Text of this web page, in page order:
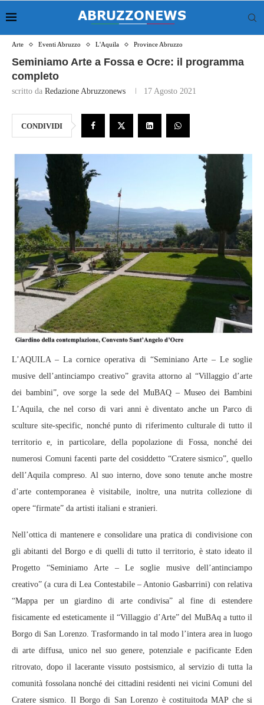
Arte Eventi Abruzzo L'Aquila Province Abruzzo
Seminiamo Arte a Fossa e Ocre: il programma
completo
scritto da Redazione Abruzzonews 17 Agosto 2021
CONDIVIDI
L’AQUILA – La cornice operativa di “Seminiano Arte – Le soglie
musive dell’antinciampo creativo” gravita attorno al “Villaggio d’arte
dei bambini”, ove sorge la sede del MuBAQ – Museo dei Bambini
L’Aquila, che nel corso di vari anni è diventato anche un Parco di
sculture site-specific, nonché punto di riferimento culturale di tutto il
territorio e, in particolare, della popolazione di Fossa, nonché dei
numerosi Comuni facenti parte del cosiddetto “Cratere sismico”, quello
dell’Aquila compreso. Al suo interno, dove sono tenute anche mostre
d’arte contemporanea è visitabile, inoltre, una nutrita collezione di
opere “firmate” da artisti italiani e stranieri.
Nell’ottica di mantenere e consolidare una pratica di condivisione con
gli abitanti del Borgo e di quelli di tutto il territorio, è stato ideato il
Progetto “Seminiamo Arte – Le soglie musive dell’antinciampo
creativo” (a cura di Lea Contestabile – Antonio Gasbarrini) con relativa
“Mappa per un giardino di arte condivisa” al fine di estendere
fisicamente ed esteticamente il “Villaggio d’Arte” del MuBAq a tutto il
Borgo di San Lorenzo. Trasformando in tal modo l’intera area in luogo
di arte diffusa, unico nel suo genere, potenziale e pacificante Eden
ritrovato, dopo il lacerante vissuto postsismico, al servizio di tutta la
comunità fossolana nonché dei cittadini residenti nei vicini Comuni del
Cratere sismico. Il Borgo di San Lorenzo è costituitoda MAP che si